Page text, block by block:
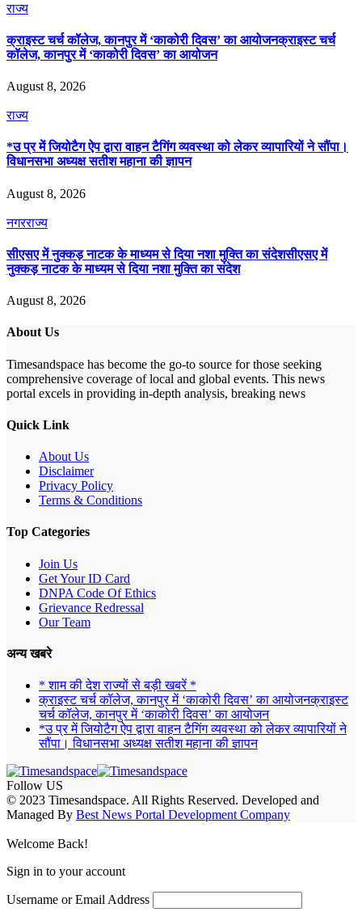
राज्य
क्राइस्ट चर्च कॉलेज, कानपुर में ‘काकोरी दिवस’ का आयोजनक्राइस्ट चर्च
कॉलेज, कानपुर में ‘काकोरी दिवस’ का आयोजन
August 8, 2026
राज्य
*उ प्र में जियोटैग ऐप द्वारा वाहन टैगिंग व्यवस्था को लेकर व्यापारियों ने सौंपा।
विधानसभा अध्यक्ष सतीश महाना की ज्ञापन
August 8, 2026
नगरराज्य
सीएसए में नुक्कड़ नाटक के माध्यम से दिया नशा मुक्ति का संदेशसीएसए में
नुक्कड़ नाटक के माध्यम से दिया नशा मुक्ति का संदेश
August 8, 2026
About Us
Timesandspace has become the go-to source for those seeking
comprehensive coverage of local and global events. This news
portal excels in providing in-depth analysis, breaking news
Quick Link
About Us
Disclaimer
Privacy Policy
Terms & Conditions
Top Categories
Join Us
Get Your ID Card
DNPA Code Of Ethics
Grievance Redressal
Our Team
अन्य खबरे
* शाम की देश राज्यों से बड़ी खबरें *
क्राइस्ट चर्च कॉलेज, कानपुर में ‘काकोरी दिवस’ का आयोजनक्राइस्ट
चर्च कॉलेज, कानपुर में ‘काकोरी दिवस’ का आयोजन
*उ प्र में जियोटैग ऐप द्वारा वाहन टैगिंग व्यवस्था को लेकर व्यापारियों ने
सौंपा। विधानसभा अध्यक्ष सतीश महाना की ज्ञापन
Follow US
© 2023 Timesandspace. All Rights Reserved. Developed and
Managed By Best News Portal Development Company
Welcome Back!
Sign in to your account
Username or Email Address